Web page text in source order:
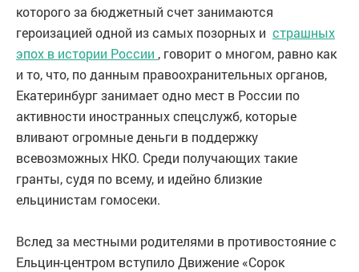
которого за бюджетный счет занимаются
героизацией одной из самых позорных и страшных
эпох в истории России , говорит о многом, равно как
и то, что, по данным правоохранительных органов,
Екатеринбург занимает одно мест в России по
активности иностранных спецслужб, которые
вливают огромные деньги в поддержку
всевозможных НКО. Среди получающих такие
гранты, судя по всему, и идейно близкие
ельцинистам гомосеки.
Вслед за местными родителями в противостояние с
Ельцин-центром вступило Движение «Сорок